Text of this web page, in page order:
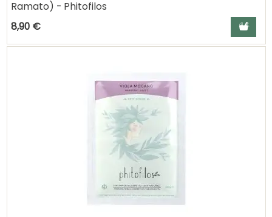
Ramato) - Phitofilos
8,90 €
Ajouter